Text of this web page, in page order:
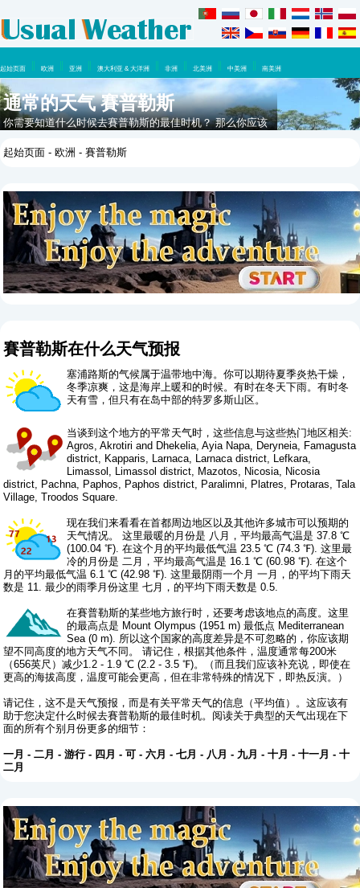
起始页面 欧洲 亚洲 澳大利亚 & 大洋洲 非洲 北美洲 中美洲 南美洲
通常的天气 賽普勒斯
你需要知道什么时候去賽普勒斯的最佳时机？ 那么你应该
起始页面 -欧洲 - 賽普勒斯
賽普勒斯在什么天气预报
塞浦路斯的气候属于温带地中海。你可以期待夏季炎热干燥，
冬季凉爽，这是海岸上暖和的时候。有时在冬天下雨。有时冬
天有雪，但只有在岛中部的特罗多斯山区。
当谈到这个地方的平常天气时，这些信息与这些热门地区相关:
Agros, Akrotiri and Dhekelia, Ayia Napa, Deryneia, Famagusta
district, Kapparis, Larnaca, Larnaca district, Lefkara,
Limassol, Limassol district, Mazotos, Nicosia, Nicosia
district, Pachna, Paphos, Paphos district, Paralimni, Platres, Protaras, Tala
Village, Troodos Square.
现在我们来看看在首都周边地区以及其他许多城市可以预期的
天气情况。 这里最暖的月份是 八月，平均最高气温是 37.8 ℃
(100.04 ℉). 在这个月的平均最低气温 23.5 ℃ (74.3 ℉). 这里最
冷的月份是 二月，平均最高气温是 16.1 ℃ (60.98 ℉). 在这个
月的平均最低气温 6.1 ℃ (42.98 ℉). 这里最阴雨一个月 一月，的平均下雨天
数是 11. 最少的雨季月份这里 七月，的平均下雨天数是 0.5.
在賽普勒斯的某些地方旅行时，还要考虑该地点的高度。这里
的最高点是 Mount Olympus (1951 m) 最低点 Mediterranean
Sea (0 m). 所以这个国家的高度差异是不可忽略的，你应该期
望不同高度的地方天气不同。 请记住，根据其他条件，温度通常每200米
（656英尺）减少1.2 - 1.9 ℃ (2.2 - 3.5 ℉)。（而且我们应该补充说，即使在
更高的海拔高度，温度可能会更高，但在非常特殊的情况下，即热反演。）
请记住，这不是天气预报，而是有关平常天气的信息（平均值）。这应该有
助于您决定什么时候去賽普勒斯的最佳时机。阅读关于典型的天气出现在下
面的所有个别月份更多的细节：
一月 -二月 -游行- 四月 -可 -六月 -七月 - 八月 - 九月 -十月 -十一月 -十
二月